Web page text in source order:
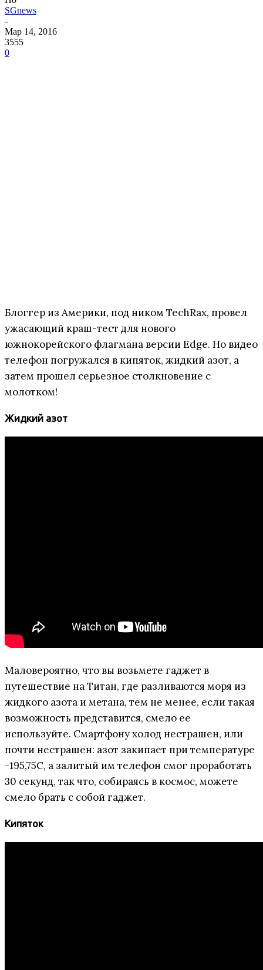
SGnews
-
Мар 14, 2016
3555
0
Блоггер из Америки, под ником TechRax, провел
ужасающий краш-тест для нового
южнокорейского флагмана версии Edge. Но видео
телефон погружался в кипяток, жидкий азот, а
затем прошел серьезное столкновение с
молотком!
Жидкий азот
Маловероятно, что вы возьмете гаджет в
путешествие на Титан, где разливаются моря из
жидкого азота и метана, тем не менее, если такая
возможность представится, смело ее
используйте. Смартфону холод нестрашен, или
почти нестрашен: азот закипает при температуре
-195,75С, а залитый им телефон смог проработать
30 секунд, так что, собираясь в космос, можете
смело брать с собой гаджет.
Кипяток